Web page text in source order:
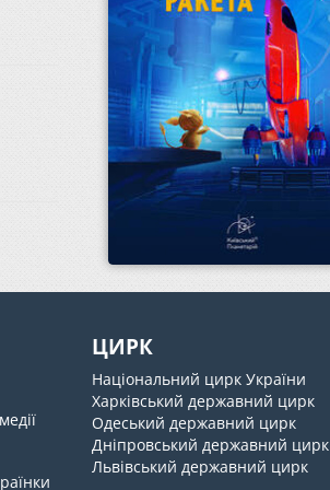
ЦИРК
Національний цирк України
Харківський державний цирк
Одеський державний цирк
Дніпровський державний цирк
Львівський державний цирк